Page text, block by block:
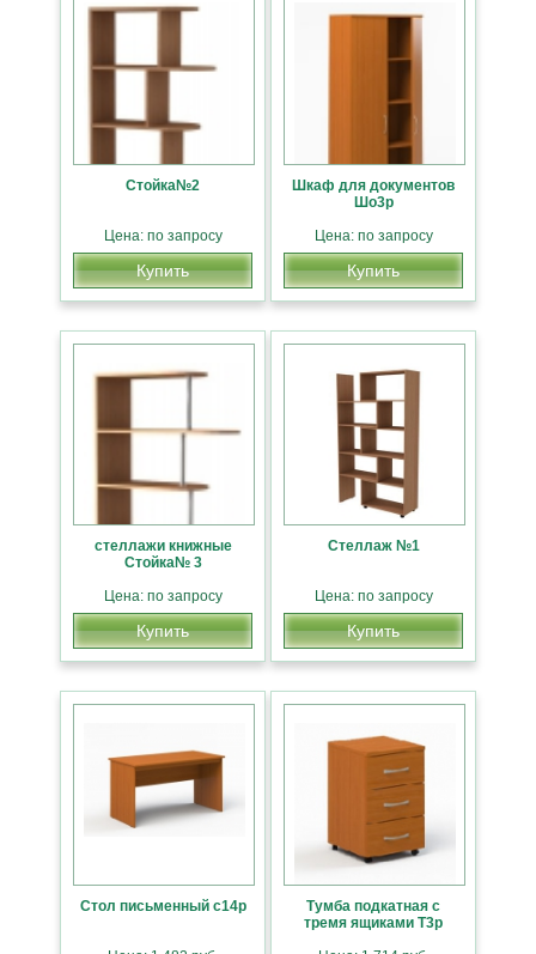
Стойка№2
Цена: по запросу
Купить
Шкаф для документов
Шо3р
Цена: по запросу
Купить
стеллажи книжные
Стойка№ 3
Цена: по запросу
Купить
Стеллаж №1
Цена: по запросу
Купить
Стол письменный с14р
Тумба подкатная с
тремя ящиками Т3р